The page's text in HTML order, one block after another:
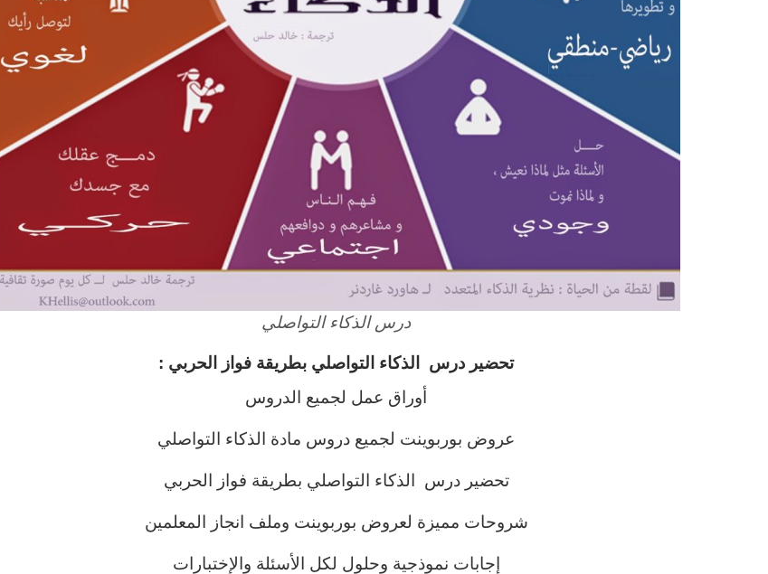
درس الذكاء التواصلي
تحضير درس الذكاء التواصلي بطريقة فواز الحربي :
أوراق عمل لجميع الدروس
عروض بوربوينت لجميع دروس مادة الذكاء التواصلي
تحضير درس الذكاء التواصلي بطريقة فواز الحربي
شروحات مميزة لعروض بوربوينت وملف انجاز المعلمين
إجابات نموذجية وحلول لكل الأسئلة والإختبارات